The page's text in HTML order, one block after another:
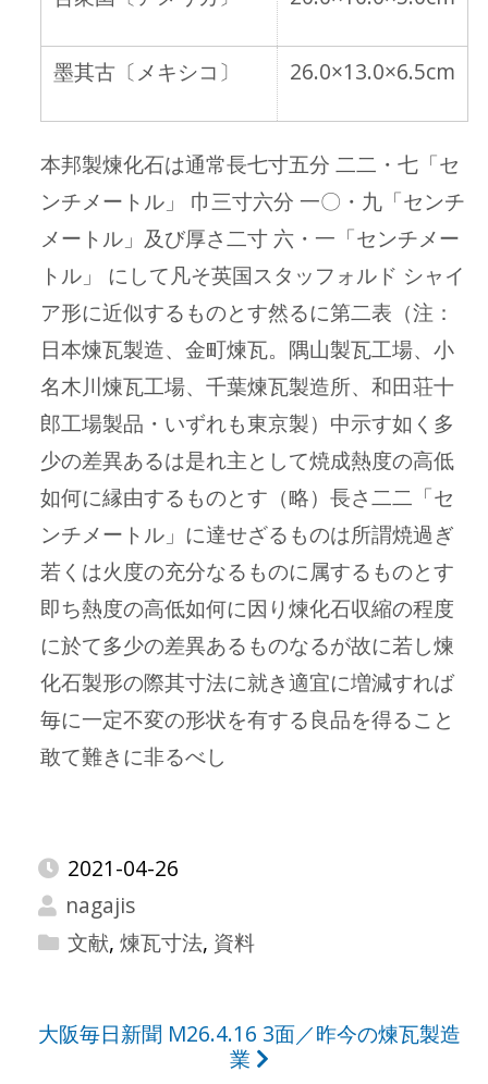
墨其古〔メキシコ〕 26.0×13.0×6.5cm
本邦製煉化石は通常長七寸五分 二二・七「セ
ンチメートル」 巾三寸六分 一〇・九「センチ
メートル」及び厚さ二寸 六・一「センチメー
トル」 にして凡そ英国スタッフォルド シャイ
ア形に近似するものとす然るに第二表（注：
日本煉瓦製造、金町煉瓦。隅山製瓦工場、小
名木川煉瓦工場、千葉煉瓦製造所、和田荘十
郎工場製品・いずれも東京製）中示す如く多
少の差異あるは是れ主として焼成熱度の高低
如何に縁由するものとす（略）長さ二二「セ
ンチメートル」に達せざるものは所謂焼過ぎ
若くは火度の充分なるものに属するものとす
即ち熱度の高低如何に因り煉化石収縮の程度
に於て多少の差異あるものなるが故に若し煉
化石製形の際其寸法に就き適宜に増減すれば
毎に一定不変の形状を有する良品を得ること
敢て難きに非るべし
2021-04-26
nagajis
文献, 煉瓦寸法, 資料
投
大阪毎日新聞 M26.4.16 3面／昨今の煉瓦製造
業